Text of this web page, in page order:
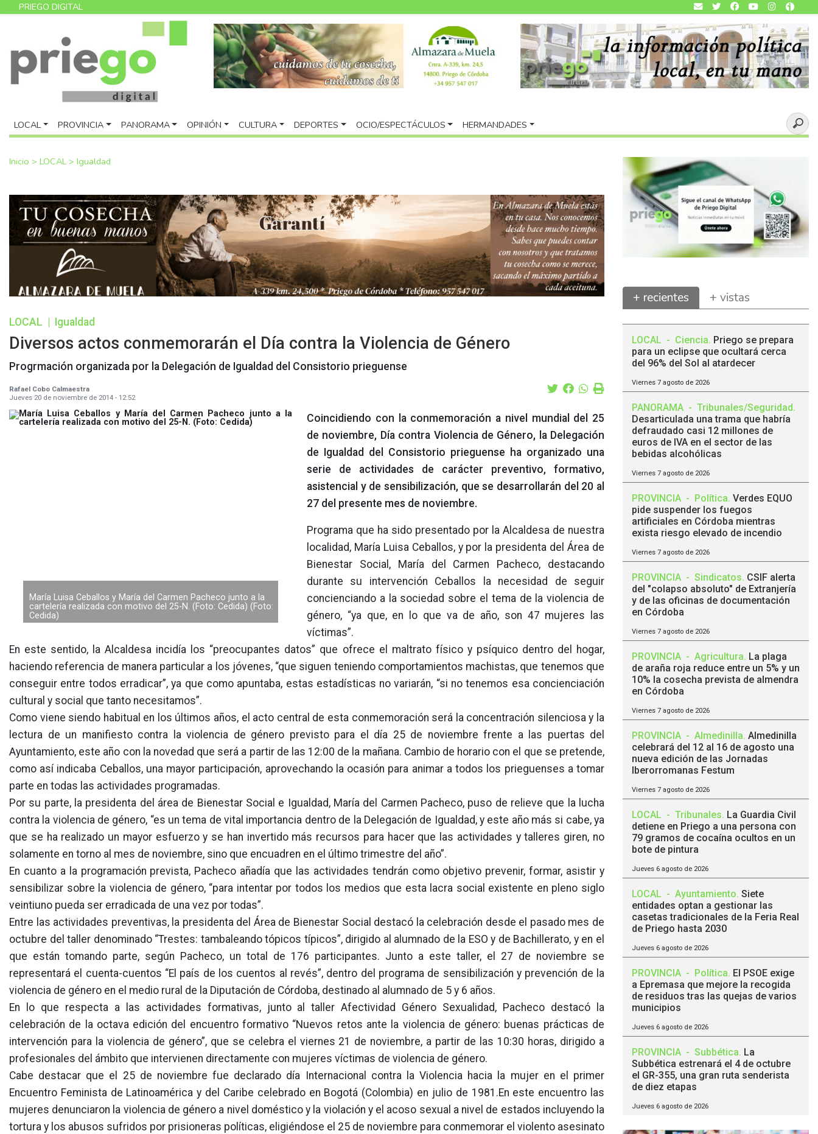
PRIEGO DIGITAL
LOCAL PROVINCIA PANORAMA OPINIÓN CULTURA DEPORTES OCIO/ESPECTÁCULOS HERMANDADES
Inicio > LOCAL > Igualdad
LOCAL Igualdad
Diversos actos conmemorarán el Día contra la Violencia de Género
Progrmación organizada por la Delegación de Igualdad del Consistorio prieguense
Rafael Cobo Calmaestra
Jueves 20 de noviembre de 2014 - 12:52
María Luisa Ceballos y María del Carmen Pacheco junto a la
cartelería realizada con motivo del 25-N. (Foto: Cedida) (Foto:
Cedida)
Coincidiendo con la conmemoración a nivel mundial del 25
de noviembre, Día contra Violencia de Género, la Delegación
de Igualdad del Consistorio prieguense ha organizado una
serie de actividades de carácter preventivo, formativo,
asistencial y de sensibilización, que se desarrollarán del 20 al
27 del presente mes de noviembre.
Programa que ha sido presentado por la Alcaldesa de nuestra
localidad, María Luisa Ceballos, y por la presidenta del Área de
Bienestar Social, María del Carmen Pacheco, destacando
durante su intervención Ceballos la necesidad de seguir
concienciando a la sociedad sobre el tema de la violencia de
género, “ya que, en lo que va de año, son 47 mujeres las
víctimas”.
En este sentido, la Alcaldesa incidía los “preocupantes datos” que ofrece el maltrato físico y psíquico dentro del hogar,
haciendo referencia de manera particular a los jóvenes, “que siguen teniendo comportamientos machistas, que tenemos que
conseguir entre todos erradicar”, ya que como apuntaba, estas estadísticas no variarán, “si no tenemos esa concienciación
cultural y social que tanto necesitamos”.
Como viene siendo habitual en los últimos años, el acto central de esta conmemoración será la concentración silenciosa y la
lectura de un manifiesto contra la violencia de género previsto para el día 25 de noviembre frente a las puertas del
Ayuntamiento, este año con la novedad que será a partir de las 12:00 de la mañana. Cambio de horario con el que se pretende,
como así indicaba Ceballos, una mayor participación, aprovechando la ocasión para animar a todos los prieguenses a tomar
parte en todas las actividades programadas.
Por su parte, la presidenta del área de Bienestar Social e Igualdad, María del Carmen Pacheco, puso de relieve que la lucha
contra la violencia de género, “es un tema de vital importancia dentro de la Delegación de Igualdad, y este año más si cabe, ya
que se ha realizado un mayor esfuerzo y se han invertido más recursos para hacer que las actividades y talleres giren, no
solamente en torno al mes de noviembre, sino que encuadren en el último trimestre del año”.
En cuanto a la programación prevista, Pacheco añadía que las actividades tendrán como objetivo prevenir, formar, asistir y
sensibilizar sobre la violencia de género, “para intentar por todos los medios que esta lacra social existente en pleno siglo
veintiuno pueda ser erradicada de una vez por todas”.
Entre las actividades preventivas, la presidenta del Área de Bienestar Social destacó la celebración desde el pasado mes de
octubre del taller denominado “Trestes: tambaleando tópicos típicos”, dirigido al alumnado de la ESO y de Bachillerato, y en el
que están tomando parte, según Pacheco, un total de 176 participantes. Junto a este taller, el 27 de noviembre se
representará el cuenta-cuentos “El país de los cuentos al revés”, dentro del programa de sensibilización y prevención de la
violencia de género en el medio rural de la Diputación de Córdoba, destinado al alumnado de 5 y 6 años.
En lo que respecta a las actividades formativas, junto al taller Afectividad Género Sexualidad, Pacheco destacó la
celebración de la octava edición del encuentro formativo “Nuevos retos ante la violencia de género: buenas prácticas de
intervención para la violencia de género”, que se celebra el viernes 21 de noviembre, a partir de las 10:30 horas, dirigido a
profesionales del ámbito que intervienen directamente con mujeres víctimas de violencia de género.
Cabe destacar que el 25 de noviembre fue declarado día Internacional contra la Violencia hacia la mujer en el primer
Encuentro Feminista de Latinoamérica y del Caribe celebrado en Bogotá (Colombia) en julio de 1981.En este encuentro las
mujeres denunciaron la violencia de género a nivel doméstico y la violación y el acoso sexual a nivel de estados incluyendo la
tortura y los abusos sufridos por prisioneras políticas, eligiéndose el 25 de noviembre para conmemorar el violento asesinato
+ recientes + vistas
LOCAL - Ciencia. Priego se prepara
para un eclipse que ocultará cerca
del 96% del Sol al atardecer
Viernes 7 agosto de 2026
PANORAMA - Tribunales/Seguridad.
Desarticulada una trama que habría
defraudado casi 12 millones de
euros de IVA en el sector de las
bebidas alcohólicas
Viernes 7 agosto de 2026
PROVINCIA - Política. Verdes EQUO
pide suspender los fuegos
artificiales en Córdoba mientras
exista riesgo elevado de incendio
Viernes 7 agosto de 2026
PROVINCIA - Sindicatos. CSIF alerta
del "colapso absoluto" de Extranjería
y de las oficinas de documentación
en Córdoba
Viernes 7 agosto de 2026
PROVINCIA - Agricultura. La plaga
de araña roja reduce entre un 5% y un
10% la cosecha prevista de almendra
en Córdoba
Viernes 7 agosto de 2026
PROVINCIA - Almedinilla. Almedinilla
celebrará del 12 al 16 de agosto una
nueva edición de las Jornadas
Iberorromanas Festum
Viernes 7 agosto de 2026
LOCAL - Tribunales. La Guardia Civil
detiene en Priego a una persona con
79 gramos de cocaína ocultos en un
bote de pintura
Jueves 6 agosto de 2026
LOCAL - Ayuntamiento. Siete
entidades optan a gestionar las
casetas tradicionales de la Feria Real
de Priego hasta 2030
Jueves 6 agosto de 2026
PROVINCIA - Política. El PSOE exige
a Epremasa que mejore la recogida
de residuos tras las quejas de varios
municipios
Jueves 6 agosto de 2026
PROVINCIA - Subbética. La
Subbética estrenará el 4 de octubre
el GR-355, una gran ruta senderista
de diez etapas
Jueves 6 agosto de 2026